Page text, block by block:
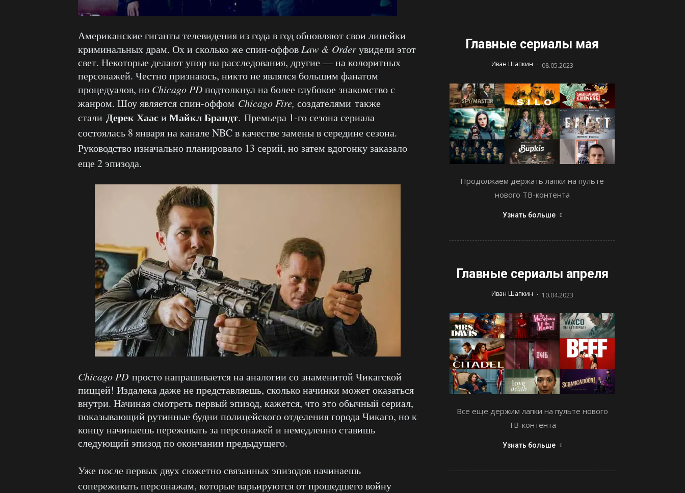
Американские гиганты телевидения из года в год обновляют свои линейки
криминальных драм. Ох и сколько же спин-оффов Law & Orderувидели этот
свет. Некоторые делают упор на расследования, другие — на колоритных
персонажей. Честно признаюсь, никто не являлся большим фанатом
процедуалов, но Chicago PDподтолкнул на более глубокое знакомство с
жанром. Шоу является спин-оффом Chicago Fire, создателями также
стали Дерек Хааси Майкл Брандт. Премьера 1-го сезона сериала
состоялась 8 января на канале NBC в качестве замены в середине сезона.
Руководство изначально планировало 13 серий, но затем вдогонку заказало
еще 2 эпизода.
Chicago PD просто напрашивается на аналогии со знаменитой Чикагской
пиццей! Издалека даже не представляешь, сколько начинки может оказаться
внутри. Начиная смотреть первый эпизод, кажется, что это обычный сериал,
показывающий рутинные будни полицейского отделения города Чикаго, но к
концу начинаешь переживать за персонажей и немедленно ставишь
следующий эпизод по окончании предыдущего.
Уже после первых двух сюжетно связанных эпизодов начинаешь
сопереживать персонажам, которые варьируются от прошедшего войну
Главные сериалы мая
Иван Шапкин - 08.05.2023
Продолжаем держать лапки на пульте
нового ТВ-контента
Узнать больше
Главные сериалы апреля
Иван Шапкин - 10.04.2023
Все еще держим лапки на пульте нового
ТВ-контента
Узнать больше